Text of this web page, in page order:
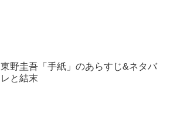
東野圭吾「手紙」のあらすじ&ネタバ
レと結末